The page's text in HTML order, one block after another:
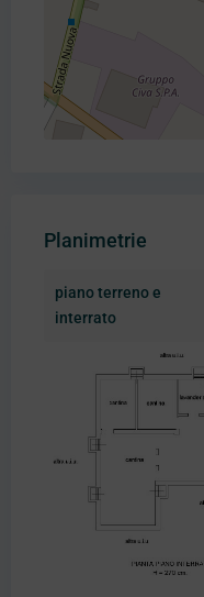
Planimetrie
piano terreno e
interrato